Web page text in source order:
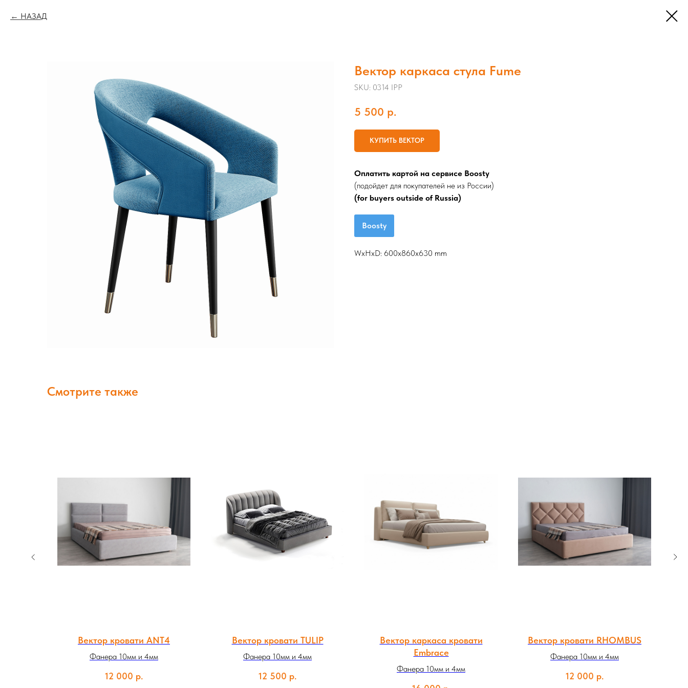
НАЗАД
Вектор каркаса стула Fume
SKU: 0314 IPP
5 500 р.
КУПИТЬ ВЕКТОР
Оплатить картой на сервисе Boosty
(подойдет для покупателей не из России)
(for buyers outside of Russia)
Boosty
WxHxD: 600x860x630 mm
Смотрите также
Вектор кровати ANT4
Фанера 10мм и 4мм
12 000 р.
Вектор кровати TULIP
Фанера 10мм и 4мм
12 500 р.
Вектор каркаса кровати
Embrace
Фанера 10мм и 4мм
Вектор кровати RHOMBUS
Фанера 10мм и 4мм
12 000 р.